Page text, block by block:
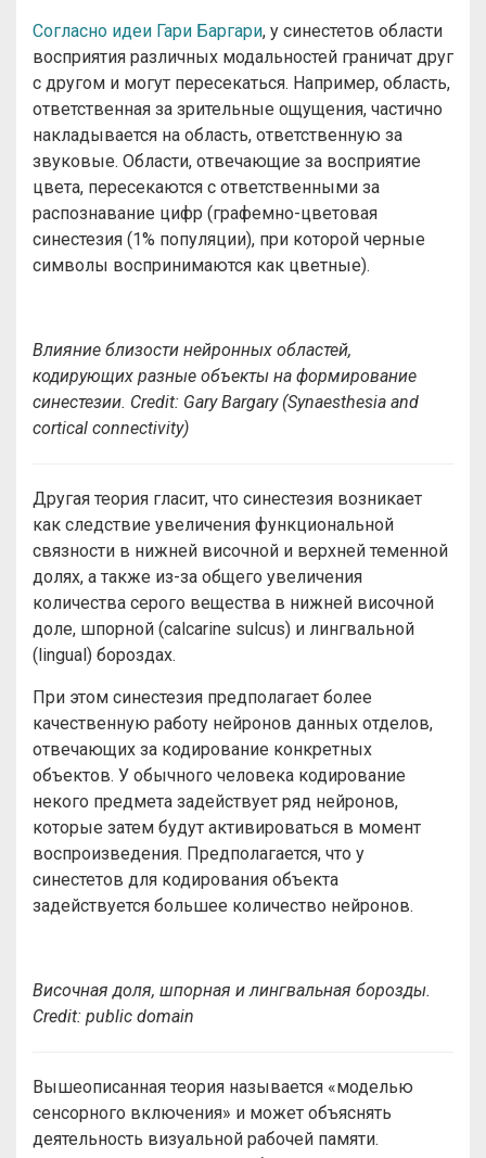
Согласно идеи Гари Баргари, у синестетов области
восприятия различных модальностей граничат друг
с другом и могут пересекаться. Например, область,
ответственная за зрительные ощущения, частично
накладывается на область, ответственную за
звуковые. Области, отвечающие за восприятие
цвета, пересекаются с ответственными за
распознавание цифр (графемно-цветовая
синестезия (1% популяции), при которой черные
символы воспринимаются как цветные).
Влияние близости нейронных областей,
кодирующих разные объекты на формирование
синестезии. Credit: Gary Bargary (Synaesthesia and
cortical connectivity)
Другая теория гласит, что синестезия возникает
как следствие увеличения функциональной
связности в нижней височной и верхней теменной
долях, а также из-за общего увеличения
количества серого вещества в нижней височной
доле, шпорной (calcarine sulcus) и лингвальной
(lingual) бороздах.
При этом синестезия предполагает более
качественную работу нейронов данных отделов,
отвечающих за кодирование конкретных
объектов. У обычного человека кодирование
некого предмета задействует ряд нейронов,
которые затем будут активироваться в момент
воспроизведения. Предполагается, что у
синестетов для кодирования объекта
задействуется большее количество нейронов.
Височная доля, шпорная и лингвальная борозды.
Сredit: public domain
Вышеописанная теория называется «моделью
сенсорного включения» и может объяснять
деятельность визуальной рабочей памяти.